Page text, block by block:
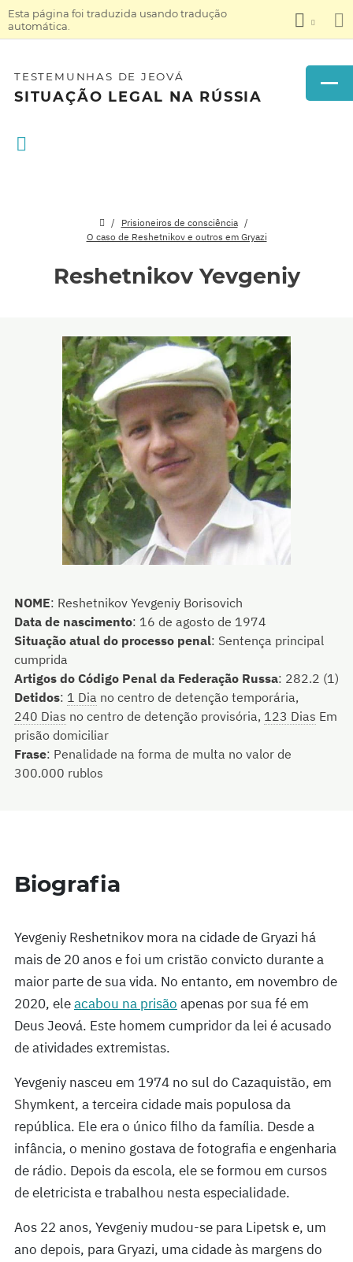
Esta página foi traduzida usando tradução
automática.
TESTEMUNHAS DE JEOVÁ
SITUAÇÃO LEGAL NA RÚSSIA
Prisioneiros de consciência
O caso de Reshetnikov e outros em Gryazi
Reshetnikov Yevgeniy
NOME: Reshetnikov Yevgeniy Borisovich
Data de nascimento: 16 de agosto de 1974
Situação atual do processo penal: Sentença principal
cumprida
Artigos do Código Penal da Federação Russa: 282.2 (1)
Detidos: 1 Dia no centro de detenção temporária,
240 Dias no centro de detenção provisória, 123 Dias Em
prisão domiciliar
Frase: Penalidade na forma de multa no valor de
300.000 rublos
Biografia
Yevgeniy Reshetnikov mora na cidade de Gryazi há
mais de 20 anos e foi um cristão convicto durante a
maior parte de sua vida. No entanto, em novembro de
2020, eleacabou na prisão apenas por sua fé em
Deus Jeová. Este homem cumpridor da lei é acusado
de atividades extremistas.
Yevgeniy nasceu em 1974 no sul do Cazaquistão, em
Shymkent, a terceira cidade mais populosa da
república. Ele era o único filho da família. Desde a
infância, o menino gostava de fotografia e engenharia
de rádio. Depois da escola, ele se formou em cursos
de eletricista e trabalhou nesta especialidade.
Aos 22 anos, Yevgeniy mudou-se para Lipetsk e, um
ano depois, para Gryazi, uma cidade às margens do